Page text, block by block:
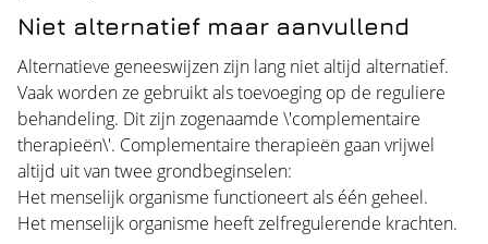
Niet alternatief maar aanvullend
Alternatieve geneeswijzen zijn lang niet altijd alternatief.
Vaak worden ze gebruikt als toevoeging op de reguliere
behandeling. Dit zijn zogenaamde \'complementaire
therapieën\'. Complementaire therapieën gaan vrijwel
altijd uit van twee grondbeginselen:
Het menselijk organisme functioneert als één geheel.
Het menselijk organisme heeft zelfregulerende krachten.